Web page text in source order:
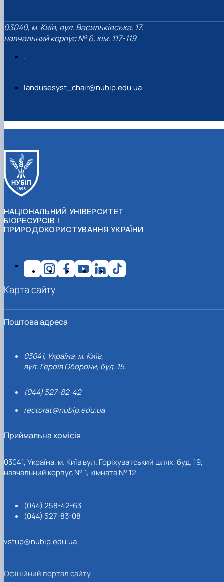
03040, м. Київ, вул. Васильківська, 17,
навчальний корпус № 6, кім. 117-119
.
landusesyst_chair@nubip.edu.ua
НАЦІОНАЛЬНИЙ УНІВЕРСИТЕТ
БІОРЕСУРСІВ І
ПРИРОДОКОРИСТУВАННЯ УКРАЇНИ
Поштова адреса
03041, Україна, м. Київ,
вул. Героїв Оборони, буд. 15.
(044) 527-82-42
rectorat@nubip.edu.ua
Приймальна комісія
03041, Україна, м. Київ вул. Горіхуватський шлях, буд. 19,
навчальний корпус № 1, кімната № 12.
(044) 258-42-63
(044) 527-83-08
vstup@nubip.edu.ua
Карта сайту
Офіційний портал сайту